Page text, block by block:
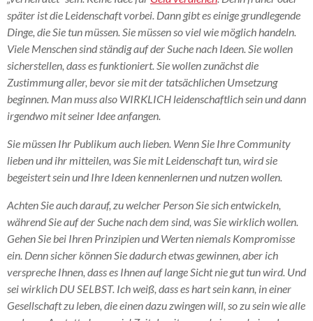
später ist die Leidenschaft vorbei. Dann gibt es einige grundlegende
Dinge, die Sie tun müssen. Sie müssen so viel wie möglich handeln.
Viele Menschen sind ständig auf der Suche nach Ideen. Sie wollen
sicherstellen, dass es funktioniert. Sie wollen zunächst die
Zustimmung aller, bevor sie mit der tatsächlichen Umsetzung
beginnen. Man muss also WIRKLICH leidenschaftlich sein und dann
irgendwo mit seiner Idee anfangen.
Sie müssen Ihr Publikum auch lieben. Wenn Sie Ihre Community
lieben und ihr mitteilen, was Sie mit Leidenschaft tun, wird sie
begeistert sein und Ihre Ideen kennenlernen und nutzen wollen.
Achten Sie auch darauf, zu welcher Person Sie sich entwickeln,
während Sie auf der Suche nach dem sind, was Sie wirklich wollen.
Gehen Sie bei Ihren Prinzipien und Werten niemals Kompromisse
ein. Denn sicher können Sie dadurch etwas gewinnen, aber ich
verspreche Ihnen, dass es Ihnen auf lange Sicht nie gut tun wird. Und
sei wirklich DU SELBST. Ich weiß, dass es hart sein kann, in einer
Gesellschaft zu leben, die einen dazu zwingen will, so zu sein wie alle